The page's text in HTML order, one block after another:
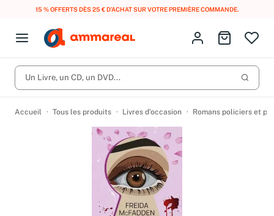
15 % OFFERTS DÈS 25 € D’ACHAT SUR VOTRE PREMIÈRE COMMANDE.
Open menu
Fermer le menu
CD d'occasion
DVD d'occasion
Vinyles d'occasion
Lancer
Vous n'avez pas trouvé l'article que vous cherchiez ?
Activez les notifications dans votre compte pour être alerté dès
qu'il est en stock.
Identifiez-vous
Aller au
Un Livre, un CD, un DVD...
Accueil Tous les produits Livres d’occasion Romans policiers et